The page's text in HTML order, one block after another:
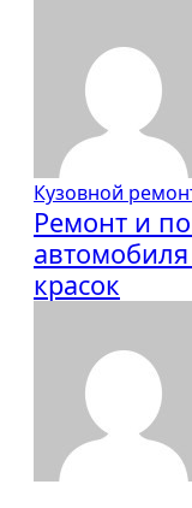
Кузовной
Ремонт и
красок